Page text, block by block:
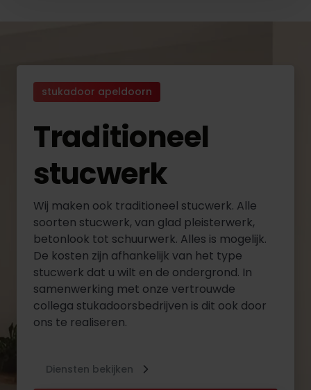
stukadoor apeldoorn
Traditioneel
stucwerk
Wij maken ook traditioneel stucwerk. Alle
soorten stucwerk, van glad pleisterwerk,
betonlook tot schuurwerk. Alles is mogelijk.
De kosten zijn afhankelijk van het type
stucwerk dat u wilt en de ondergrond. In
samenwerking met onze vertrouwde
collega stukadoorsbedrijven is dit ook door
ons te realiseren.
Diensten bekijken